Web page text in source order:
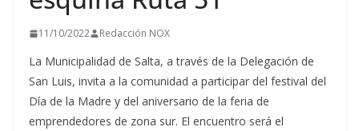
11/10/2022 Redacción NOX
La Municipalidad de Salta, a través de la Delegación de
San Luis, invita a la comunidad a participar del festival del
Día de la Madre y del aniversario de la feria de
emprendedores de zona sur. El encuentro será el